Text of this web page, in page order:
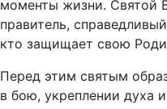
моменты жизни. Святой
правитель,
кто защищает свою
Перед этим святым
в бою, укреплении духа